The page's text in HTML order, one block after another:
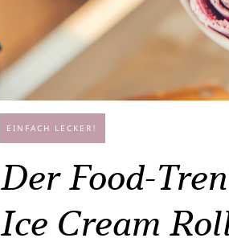
EINFACH LECKER!
Der Food-
Ice Cream